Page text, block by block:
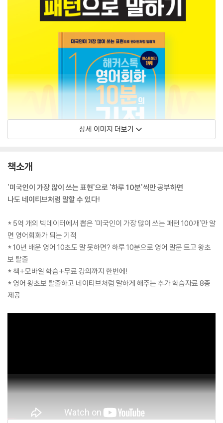
상세 이미지 더보기
책소개
'미국인이 가장 많이 쓰는 표현'으로 '하루 10분'씩만 공부하면
나도 네이티브처럼 말할 수 있다!
* 5억 개의 빅데이터에서 뽑은 '미국인이 가장 많이 쓰는 패턴 100개'만 알
면 영어회화가 되는 기적
* 10년 배운 영어 10초도 말 못하면? 하루 10분으로 영어 말문 트고 왕초
보 탈출
* 책+모바일 학습+무료 강의까지 한번에!
* 영어 왕초보 탈출하고 네이티브처럼 말하게 해주는 추가 학습자료 8종
제공